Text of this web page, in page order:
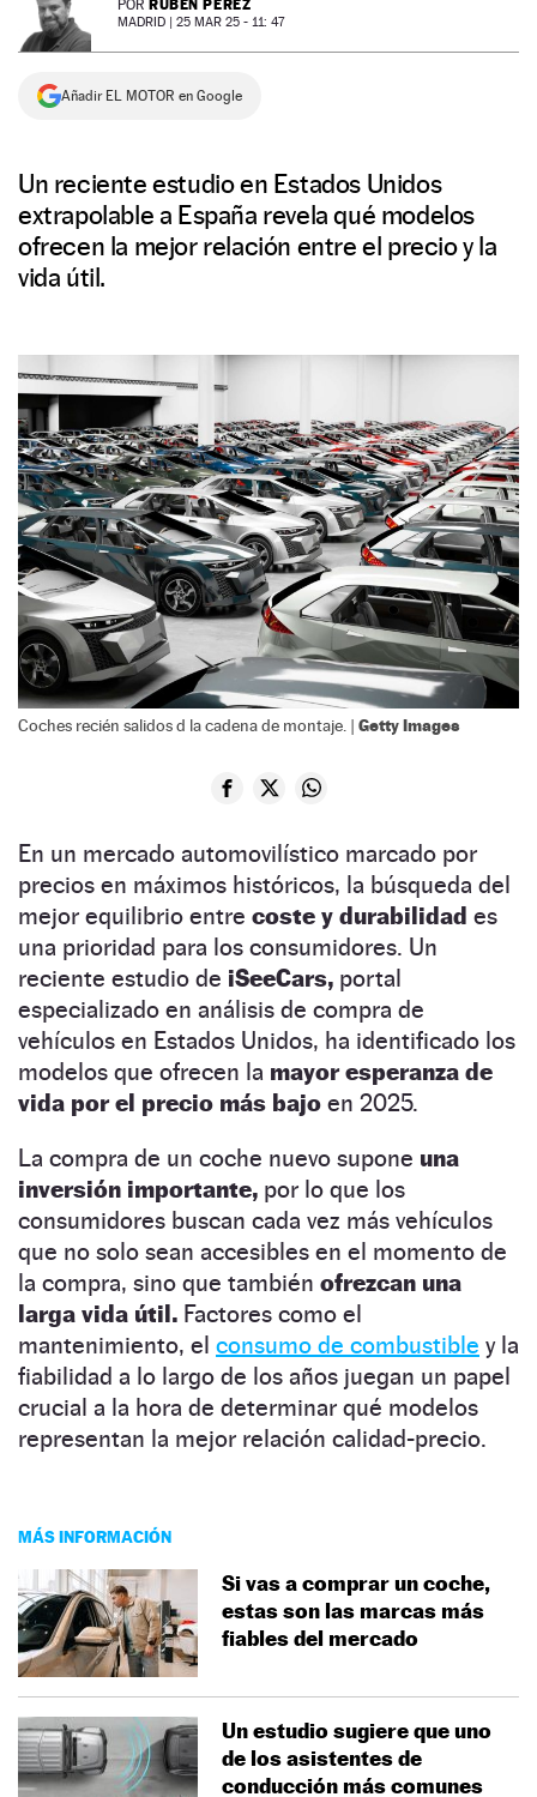
NEWSLETTER
SÍGUENOS
POR RUBÉN PÉREZ
MADRID | 25 MAR 25 - 11: 47
Añadir EL MOTOR en Google
Un reciente estudio en Estados Unidos
extrapolable a España revela qué modelos
ofrecen la mejor relación entre el precio y la
vida útil.
Coches recién salidos d la cadena de montaje. | Getty Images
En un mercado automovilístico marcado por
precios en máximos históricos, la búsqueda del
mejor equilibrio entre coste y durabilidad es
una prioridad para los consumidores. Un
reciente estudio de iSeeCars, portal
especializado en análisis de compra de
vehículos en Estados Unidos, ha identificado los
modelos que ofrecen la mayor esperanza de
vida por el precio más bajo en 2025.
La compra de un coche nuevo supone una
inversión importante, por lo que los
consumidores buscan cada vez más vehículos
que no solo sean accesibles en el momento de
la compra, sino que también ofrezcan una
larga vida útil. Factores como el
mantenimiento, el consumo de combustible y la
fiabilidad a lo largo de los años juegan un papel
crucial a la hora de determinar qué modelos
representan la mejor relación calidad-precio.
MÁS INFORMACIÓN
Si vas a comprar un coche,
estas son las marcas más
fiables del mercado
Un estudio sugiere que uno
de los asistentes de
conducción más comunes